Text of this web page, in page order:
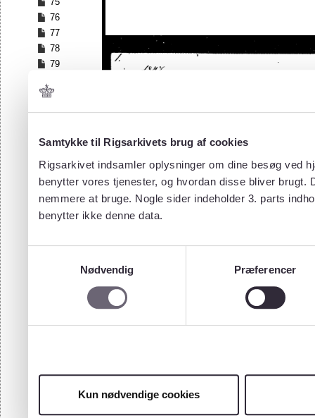
Samtykke til Rigsarkivets brug af cookies
Rigsarkivet indsamler oplysninger om dine besøg ved
benytter vores tjenester, og hvordan disse bliver
nemmere at bruge. Nogle sider indeholder 3. parts
benytter ikke denne data.
Nødvendig
Præferencer
Kun nødvendige cookies
76
77
78
79
81
82
84
86
87
88
89
96
99